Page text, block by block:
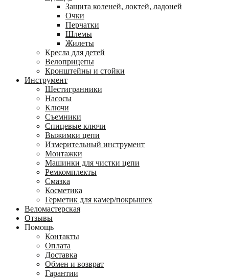
Защита коленей, локтей, ладоней
Очки
Перчатки
Шлемы
Жилеты
Кресла для детей
Велоприцепы
Кронштейны и стойки
Инструмент
Шестигранники
Насосы
Ключи
Съемники
Спицевые ключи
Выжимки цепи
Измерительный инструмент
Монтажки
Машинки для чистки цепи
Ремкомплекты
Смазка
Косметика
Герметик для камер/покрышек
Веломастерская
Отзывы
Помощь
Контакты
Оплата
Доставка
Обмен и возврат
Гарантии